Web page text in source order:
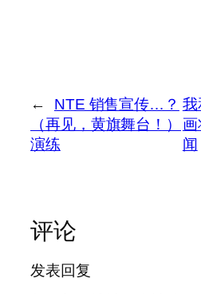
←
NTE 销售宣传…？
（再见，黄旗舞台！）
演练
我
闻
评论
发表回复